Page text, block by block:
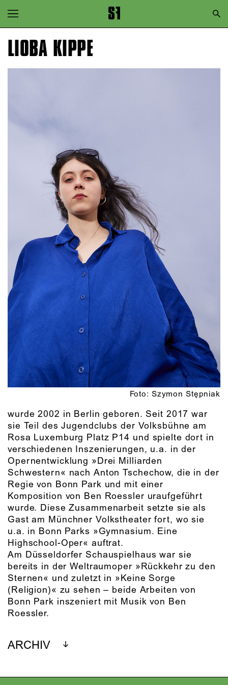
Zur Hauptnavigation springen
Zum Hauptinhalt springen
LIOBA KIPPE
Foto: Szymon Stępniak
wurde 2002 in Berlin geboren. Seit 2017 war
sie Teil des Jugendclubs der Volksbühne am
Rosa Luxemburg Platz P14 und spielte dort in
verschiedenen Inszenierungen, u.a. in der
Opernentwicklung »Drei Milliarden
Schwestern« nach Anton Tschechow, die in der
Regie von Bonn Park und mit einer
Komposition von Ben Roessler uraufgeführt
wurde. Diese Zusammenarbeit setzte sie als
Gast am Münchner Volkstheater fort, wo sie
u.a. in Bonn Parks »Gymnasium. Eine
Highschool-Oper« auftrat.
Am Düsseldorfer Schauspielhaus war sie
bereits in der Weltraumoper »Rückkehr zu den
Sternen« und zuletzt in »Keine Sorge
(Religion)« zu sehen – beide Arbeiten von
Bonn Park inszeniert mit Musik von Ben
Roessler.
ARCHIV